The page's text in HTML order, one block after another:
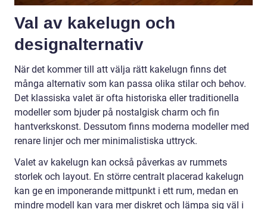
Val av kakelugn och
designalternativ
När det kommer till att välja rätt kakelugn finns det
många alternativ som kan passa olika stilar och behov.
Det klassiska valet är ofta historiska eller traditionella
modeller som bjuder på nostalgisk charm och fin
hantverkskonst. Dessutom finns moderna modeller med
renare linjer och mer minimalistiska uttryck.
Valet av kakelugn kan också påverkas av rummets
storlek och layout. En större centralt placerad kakelugn
kan ge en imponerande mittpunkt i ett rum, medan en
mindre modell kan vara mer diskret och lämpa sig väl i